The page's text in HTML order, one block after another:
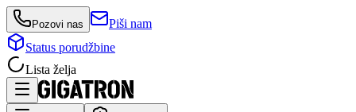
Pozovi nas
Piši nam
Status porudžbine
Lista želja